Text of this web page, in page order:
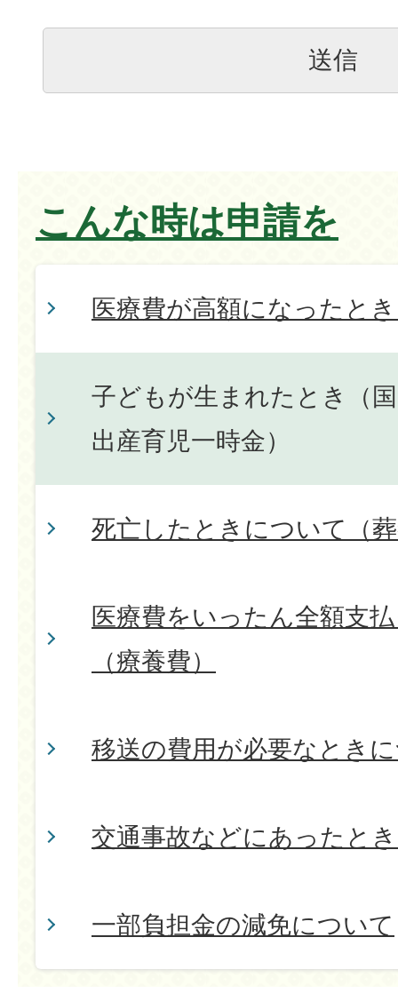
こんな時は申請を
医療費が高額になったと
子どもが生まれたとき（
出産育児一時金）
死亡したときについて（
医療費をいったん全額支
（療養費）
移送の費用が必要なとき
交通事故などにあったと
一部負担金の減免について